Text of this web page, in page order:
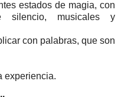
estados de magia, con
silencio, musicales y
con palabras, que son
experiencia.